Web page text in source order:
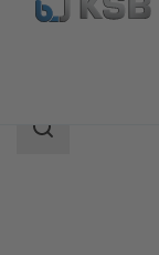
Sökomfattning